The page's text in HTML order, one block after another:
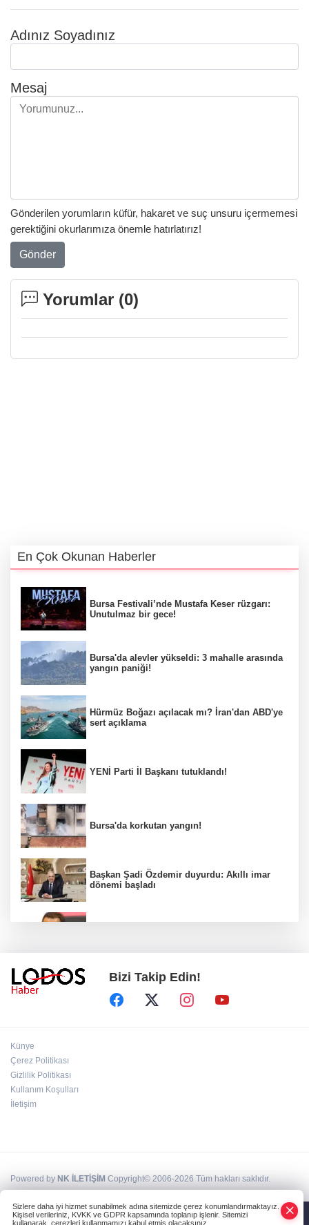
Adınız Soyadınız
Mesaj
Gönderilen yorumların küfür, hakaret ve suç unsuru içermemesi
gerektiğini okurlarımıza önemle hatırlatırız!
Gönder
Yorumlar (0)
En Çok Okunan Haberler
Bursa Festivali’nde Mustafa Keser rüzgarı:
Unutulmaz bir gece!
Bursa'da alevler yükseldi: 3 mahalle arasında
yangın paniği!
Hürmüz Boğazı açılacak mı? İran'dan ABD'ye
sert açıklama
YENİ Parti İl Başkanı tutuklandı!
Bursa'da korkutan yangın!
Başkan Şadi Özdemir duyurdu: Akıllı imar
dönemi başladı
Bakan Gürlek duyurdu: İki çocuk cinayeti
aydınlatıldı!
Bizi Takip Edin!
Künye
Çerez Politikası
Gizlilik Politikası
Kullanım Koşulları
İletişim
Powered by NK İLETİŞİM Copyright© 2006-2026 Tüm hakları saklıdır.
Sizlere daha iyi hizmet sunabilmek adına sitemizde çerez konumlandırmaktayız.
Kişisel verileriniz, KVKK ve GDPR kapsamında toplanıp işlenir. Sitemizi
kullanarak, çerezleri kullanmamızı kabul etmiş olacaksınız.